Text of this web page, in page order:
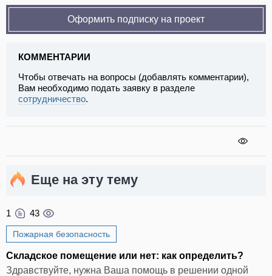
Оформить подписку на проект
КОММЕНТАРИИ
Чтобы отвечать на вопросы (добавлять комментарии),
Вам необходимо подать заявку в разделе
сотрудничество.
Еще на эту тему
1 43
Пожарная безопасность
Складское помещение или нет: как определить?
Здравствуйте, нужна Ваша помощь в решении одной